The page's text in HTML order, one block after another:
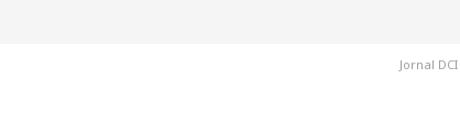
Jornal DCI